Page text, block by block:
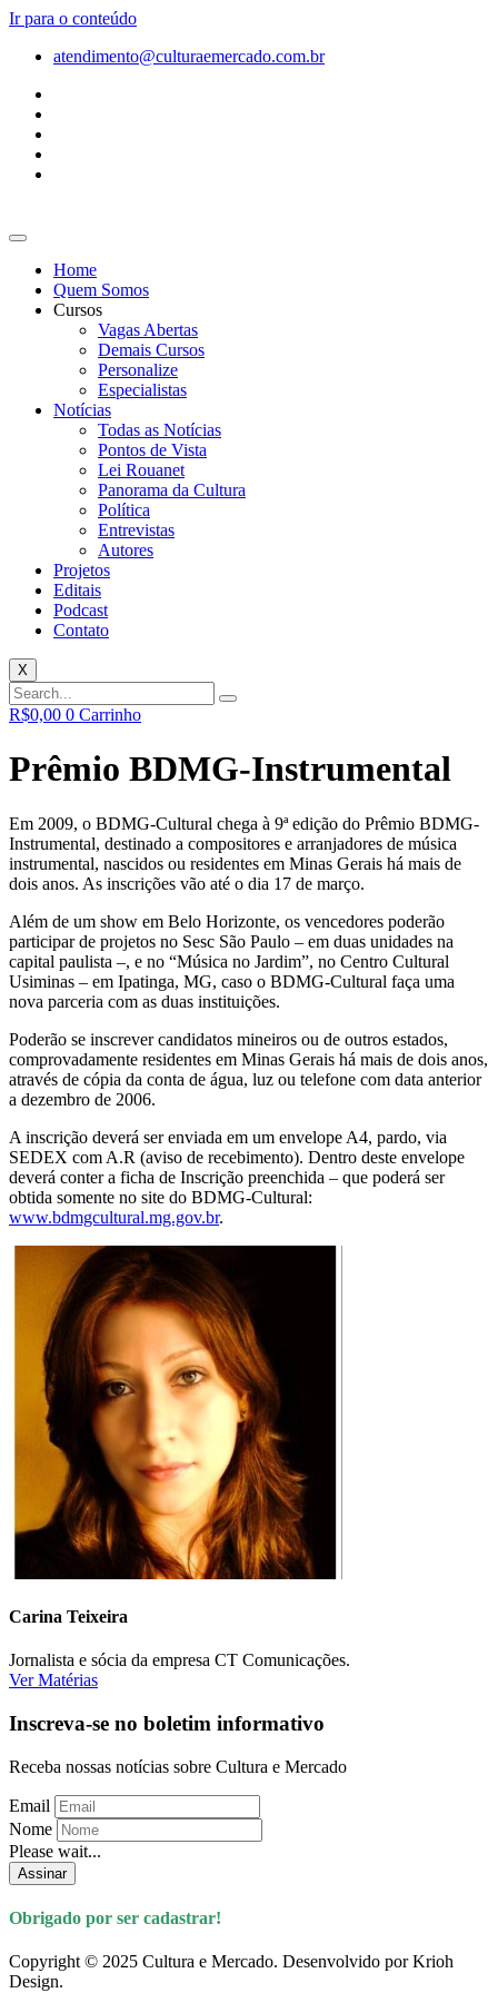
Ir para o conteúdo
atendimento@culturaemercado.com.br
Home
Quem Somos
Cursos
Vagas Abertas
Demais Cursos
Personalize
Especialistas
Notícias
Todas as Notícias
Pontos de Vista
Lei Rouanet
Panorama da Cultura
Política
Entrevistas
Autores
Projetos
Editais
Podcast
Contato
X
R$0,00 0 Carrinho
Prêmio BDMG-Instrumental
Em 2009, o BDMG-Cultural chega à 9ª edição do Prêmio BDMG-
Instrumental, destinado a compositores e arranjadores de música
instrumental, nascidos ou residentes em Minas Gerais há mais de
dois anos. As inscrições vão até o dia 17 de março.
Além de um show em Belo Horizonte, os vencedores poderão
participar de projetos no Sesc São Paulo – em duas unidades na
capital paulista –, e no “Música no Jardim”, no Centro Cultural
Usiminas – em Ipatinga, MG, caso o BDMG-Cultural faça uma
nova parceria com as duas instituições.
Poderão se inscrever candidatos mineiros ou de outros estados,
comprovadamente residentes em Minas Gerais há mais de dois anos,
através de cópia da conta de água, luz ou telefone com data anterior
a dezembro de 2006.
A inscrição deverá ser enviada em um envelope A4, pardo, via
SEDEX com A.R (aviso de recebimento). Dentro deste envelope
deverá conter a ficha de Inscrição preenchida – que poderá ser
obtida somente no site do BDMG-Cultural:
www.bdmgcultural.mg.gov.br.
Carina Teixeira
Jornalista e sócia da empresa CT Comunicações.
Ver Matérias
Inscreva-se no boletim informativo
Receba nossas notícias sobre Cultura e Mercado
Email
Nome
Please wait...
Assinar
Obrigado por ser cadastrar!
Copyright © 2025 Cultura e Mercado. Desenvolvido por Krioh
Design.